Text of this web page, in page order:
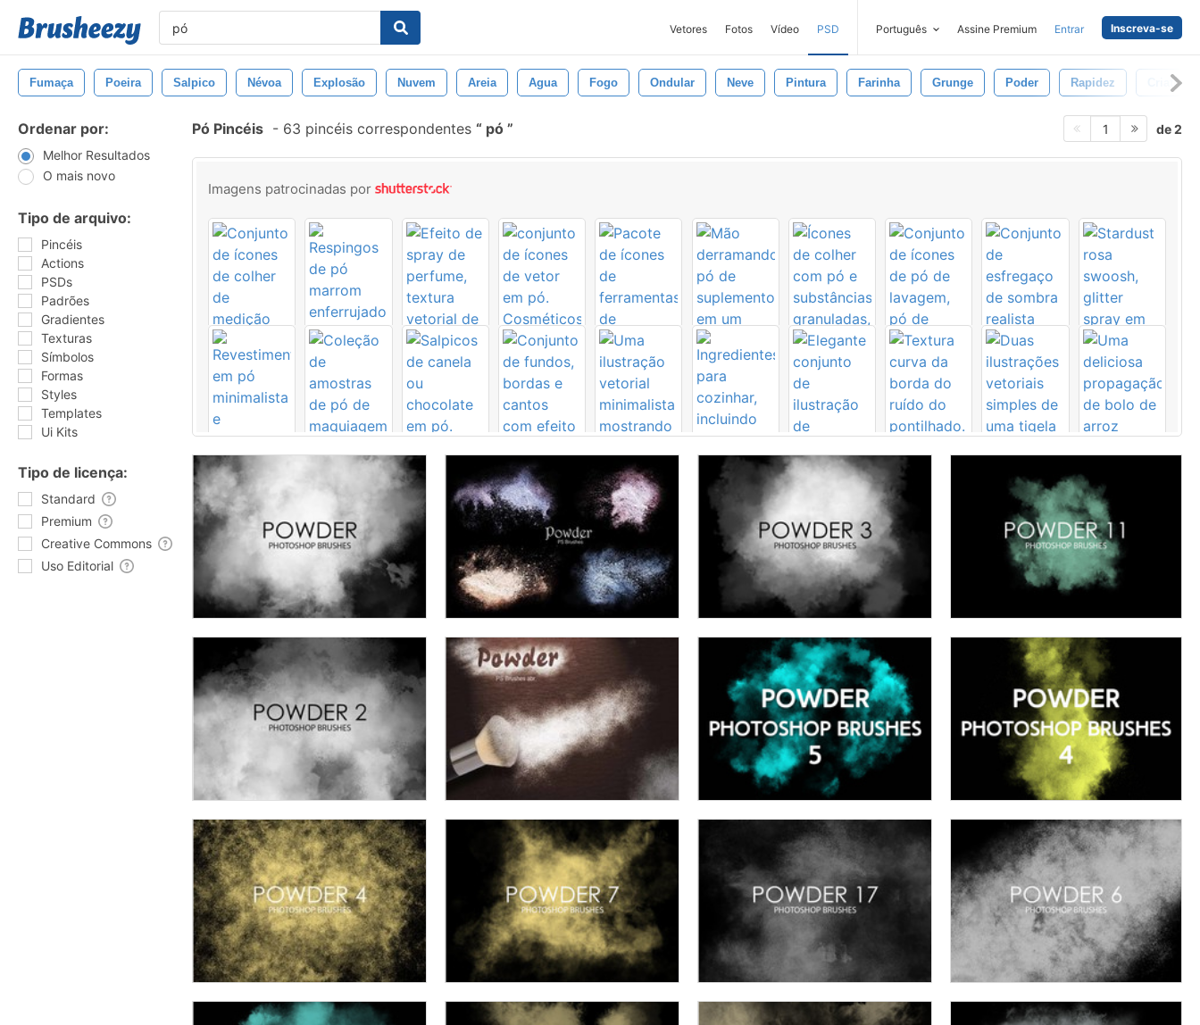
Vetores Fotos Vídeo PSD Português Assine Premium Entrar Inscreva-se
Fumaça Poeira Salpico Névoa Explosão Nuvem Areia Agua Fogo Ondular Neve Pintura Farinha Grunge Poder Rapidez Criativo
Ordenar por:
Melhor Resultados
O mais novo
Tipo de arquivo:
Pincéis
Actions
PSDs
Padrões
Gradientes
Texturas
Símbolos
Formas
Styles
Templates
Ui Kits
Tipo de licença:
Standard
Premium
Creative Commons
Uso Editorial
Pó Pincéis - 63 pincéis correspondentes pó 1 de 2
Imagens patrocinadas por